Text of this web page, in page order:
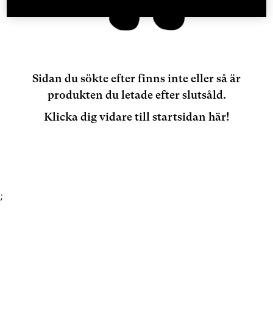
Sidan du sökte efter finns inte eller så är
produkten du letade efter slutsåld.
Klicka dig vidare till startsidan här!
;